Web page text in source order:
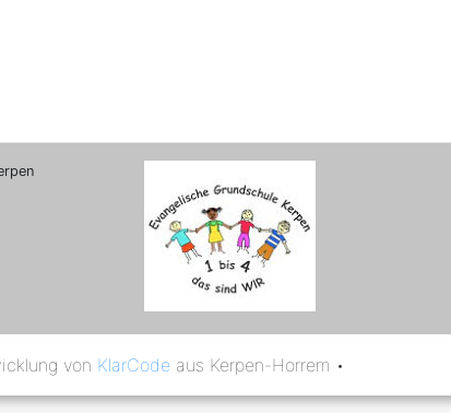
von KlarCodeaus Kerpen-Horrem •